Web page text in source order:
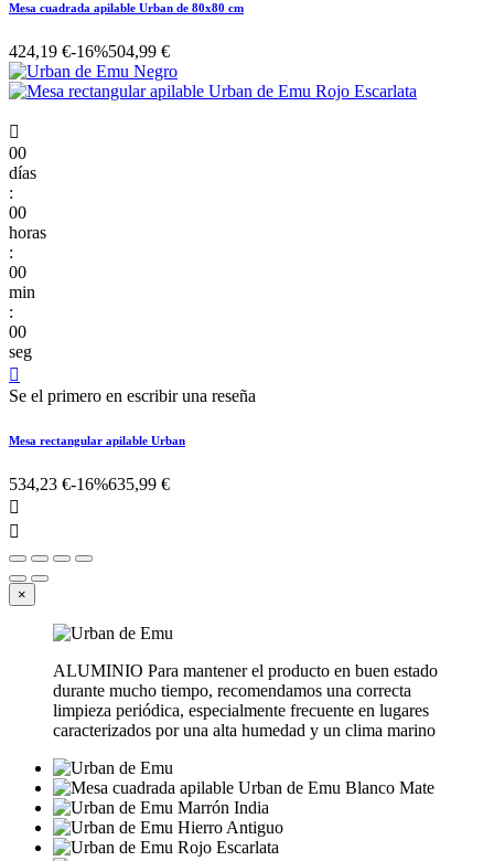
Mesa cuadrada apilable Urban de 80x80 cm
424,19 €-16%504,99 €

00
días
:
00
horas
:
00
min
:
00
seg

Se el primero en escribir una reseña
Mesa rectangular apilable Urban
534,23 €-16%635,99 €


×
ALUMINIO Para mantener el producto en buen estado
durante mucho tiempo, recomendamos una correcta
limpieza periódica, especialmente frecuente en lugares
caracterizados por una alta humedad y un clima marino